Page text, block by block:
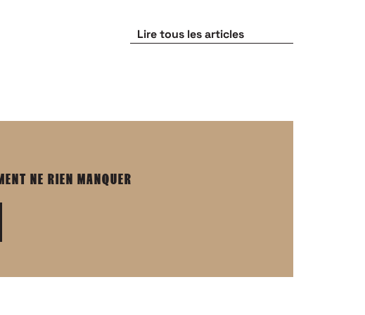
Lire tous les articles
NE RIEN MANQUER